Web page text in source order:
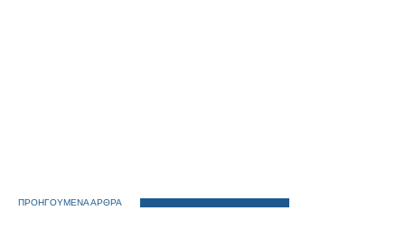
ΠΡΟΗΓΟΥΜΕΝΑ ΑΡΘΡΑ